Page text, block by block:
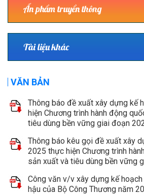
Ấn phẩm truyền thông
Tài liệu khác
VĂN BẢN
Thông báo đề xuất xây dựng kế
hiện Chương trình hành động
tiêu dùng bền vững giai đoạn
Thông báo kêu gọi đề xuất xây
2025 thực hiện Chương trình
sản xuất và tiêu dùng bền vững
Công văn v/v xây dựng kế
hậu của Bộ Công Thương năm